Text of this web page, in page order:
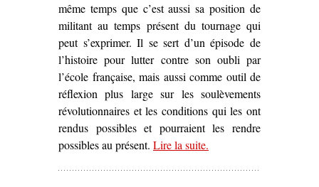
même temps que c’est aussi sa position de
militant au temps présent du tournage qui
peut s’exprimer. Il se sert d’un épisode de
l’histoire pour lutter contre son oubli par
l’école française, mais aussi comme outil de
réflexion plus large sur les soulèvements
révolutionnaires et les conditions qui les ont
rendus possibles et pourraient les rendre
possibles au présent. Lire la suite– ‘Quand le cinéma
.